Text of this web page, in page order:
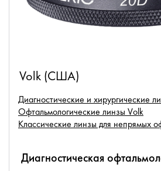
Volk (США)
Диагностические и хирургические
Офтальмологические линзы Volk
Классические линзы для непрямых
Диагностическая